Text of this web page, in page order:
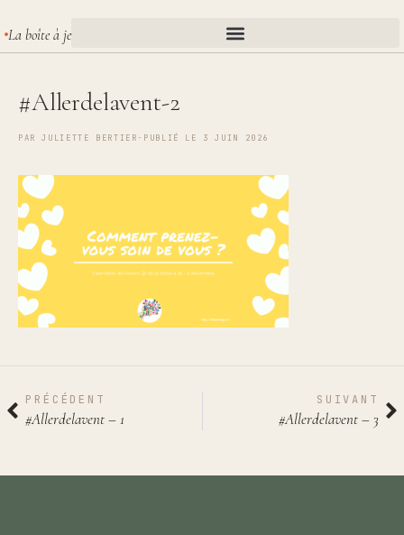
La boîte à je
#Allerdelavent-2
PARJULIETTE BERTIER · PUBLIÉ LE 3 JUIN 2026
PRÉCÉDENT
#Allerdelavent – 1
SUIVANT
#Allerdelavent – 3